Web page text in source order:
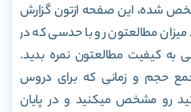
شده، این صفحه ازتون گزارش
میزان مطالعتون رو با حدسی که در
به کیفیت مطالعتون نمره بدید.
حجم و زمانی که برای دروس
رو مشخص میکنید و در پایان